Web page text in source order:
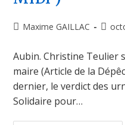
Maxime GAILLAC
Aubin. Christine Teulier
maire (Article de la
dernier, le verdict des
Solidaire pour…